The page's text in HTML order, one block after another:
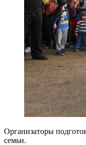
Организаторы
семьи.